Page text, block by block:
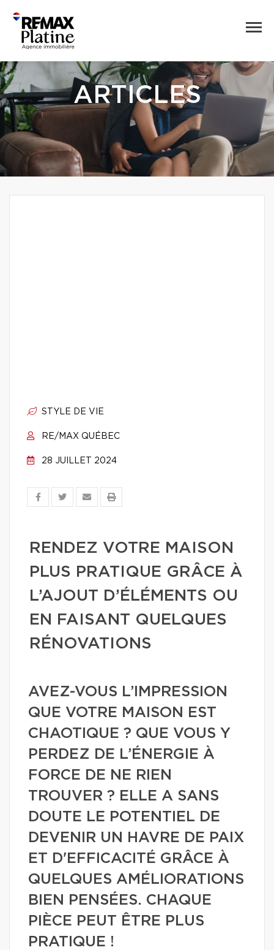
ARTICLES
STYLE DE VIE
RE/MAX QUÉBEC
28 JUILLET 2024
RENDEZ VOTRE MAISON
PLUS PRATIQUE GRÂCE À
L’AJOUT D’ÉLÉMENTS OU
EN FAISANT QUELQUES
RÉNOVATIONS
AVEZ-VOUS L’IMPRESSION
QUE VOTRE MAISON EST
CHAOTIQUE ? QUE VOUS Y
PERDEZ DE L’ÉNERGIE À
FORCE DE NE RIEN
TROUVER ? ELLE A SANS
DOUTE LE POTENTIEL DE
DEVENIR UN HAVRE DE PAIX
ET D'EFFICACITÉ GRÂCE À
QUELQUES AMÉLIORATIONS
BIEN PENSÉES. CHAQUE
PIÈCE PEUT ÊTRE PLUS
PRATIQUE !